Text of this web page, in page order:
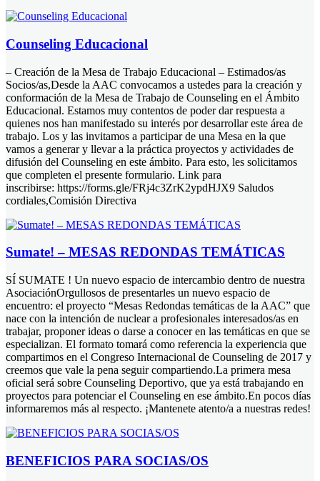
Counseling Educacional
– Creación de la Mesa de Trabajo Educacional – Estimados/as
Socios/as,Desde la AAC convocamos a ustedes para la creación y
conformación de la Mesa de Trabajo de Counseling en el Ámbito
Educacional. Estamos muy contentos de poder dar respuesta a
quienes nos han manifestado su interés por desarrollar este área de
trabajo. Los y las invitamos a participar de una Mesa en la que
vamos a generar y llevar a la práctica proyectos y actividades de
difusión del Counseling en este ámbito. Para esto, les solicitamos
que completen el presente formulario. Link para
inscribirse: https://forms.gle/FRj4c3ZrK2ypdHJX9 Saludos
cordiales,Comisión Directiva
Sumate! – MESAS REDONDAS TEMÁTICAS
SÍ SUMATE ! Un nuevo espacio de intercambio dentro de nuestra
AsociaciónOrgullosos de presentarles un nuevo espacio de
encuentro: el proyecto “Mesas Redondas temáticas de la AAC” que
nace con la intención de nuclear a profesionales interesados/as en
trabajar, proponer ideas o darse a conocer en las temáticas en que se
especializan. El formato tomará como referencia la experiencia que
compartimos en el Congreso Internacional de Counseling de 2017 y
creemos que vale la pena seguir compartiendo.La primera mesa
oficial será sobre Counseling Deportivo, que ya está trabajando en
proyectos para potenciar el Counseling en ese ámbito.En pocos días
informaremos más al respecto. ¡Mantenete atento/a a nuestras redes!
BENEFICIOS PARA SOCIAS/OS